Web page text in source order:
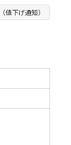
値下げ通知）